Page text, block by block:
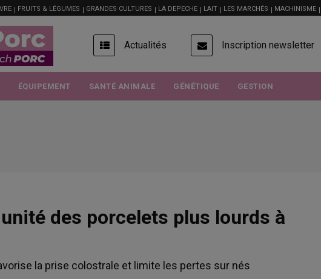
FRUITS & LÉGUMES GRANDES CULTURES LA DEPECHE LAIT LES MARCHÉS MACHINISME
USER
ACCOUNT
MENU
Actualités Inscription newsletter
ÉQUIPEMENT SANTÉ ANIMALE GÉNÉTIQUE GESTION
des porcelets plus lourds à
la prise colostrale et limite les pertes sur nés